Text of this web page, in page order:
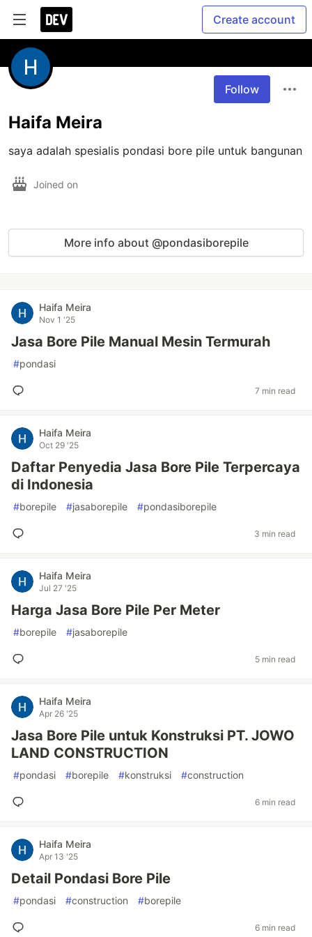
Create account
Follow
Haifa Meira
saya adalah spesialis pondasi bore pile untuk bangunan
Joined on
More info about @pondasiborepile
Haifa Meira
Nov 1 '25
Jasa Bore Pile Manual Mesin Termurah
#pondasi
7 min read
Haifa Meira
Oct 29 '25
Daftar Penyedia Jasa Bore Pile Terpercaya
di Indonesia
#borepile #jasaborepile #pondasiborepile
3 min read
Haifa Meira
Jul 27 '25
Harga Jasa Bore Pile Per Meter
#borepile #jasaborepile
5 min read
Haifa Meira
Apr 26 '25
Jasa Bore Pile untuk Konstruksi PT. JOWO
LAND CONSTRUCTION
#pondasi #borepile #konstruksi #construction
6 min read
Haifa Meira
Apr 13 '25
Detail Pondasi Bore Pile
#pondasi #construction #borepile
6 min read